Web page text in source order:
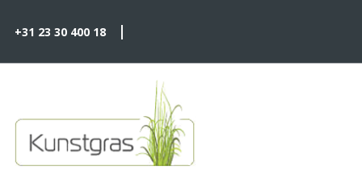
+31 23 30 400 18 |